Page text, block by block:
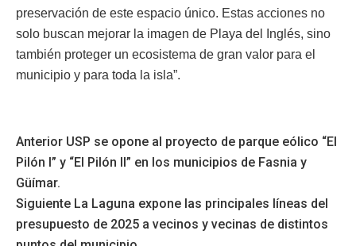
preservación de este espacio único. Estas acciones no
solo buscan mejorar la imagen de Playa del Inglés, sino
también proteger un ecosistema de gran valor para el
municipio y para toda la isla”.
Anterior USP se opone al proyecto de parque eólico “El
Pilón I” y “El Pilón II” en los municipios de Fasnia y
Güímar.
Siguiente La Laguna expone las principales líneas del
presupuesto de 2025 a vecinos y vecinas de distintos